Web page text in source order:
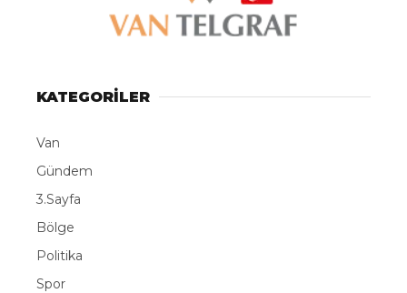
KATEGORİLER
Van
Gündem
3.Sayfa
Bölge
Politika
Spor